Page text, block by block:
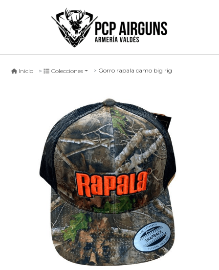
Inicio Colecciones Gorro rapala camo big rig